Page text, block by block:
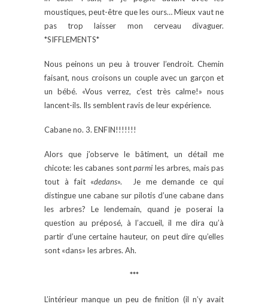
moustiques, peut-être que les ours… Mieux vaut ne
pas trop laisser mon cerveau divaguer.
*SIFFLEMENTS*
Nous peinons un peu à trouver l’endroit. Chemin
faisant, nous croisons un couple avec un garçon et
un bébé. «Vous verrez, c’est très calme!» nous
lancent-ils. Ils semblent ravis de leur expérience.
Cabane no. 3. ENFIN!!!!!!!
Alors que j’observe le bâtiment, un détail me
chicote: les cabanes sontparmi les arbres, mais pas
tout à fait «dedans». Je me demande ce qui
distingue une cabane sur pilotis d’une cabane dans
les arbres? Le lendemain, quand je poserai la
question au préposé, à l’accueil, il me dira qu’à
partir d’une certaine hauteur, on peut dire qu’elles
sont «dans» les arbres. Ah.
***
L’intérieur manque un peu de finition (il n’y avait